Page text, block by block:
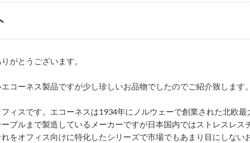
がとうございます。
コーネス製品ですが少し珍しいお品物でしたのでご紹介致します。
ィスです。エコーネスは1934年にノルウェーで創業された北欧最
ブルまで製造しているメーカーですが日本国内ではストレスレス
をオフィス向けに特化したシリーズで市場でもあまり目にしない